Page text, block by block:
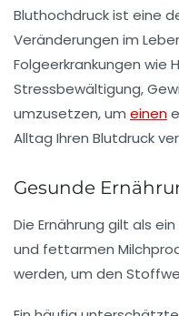
Bluthochdruck ist eine
Veränderungen im
Folgeerkrankungen wie
Stressbewältigung,
umzusetzen, um einen
Alltag Ihren Blutdruck
Gesunde
Die Ernährung gilt als
und fettarmen
werden, um den